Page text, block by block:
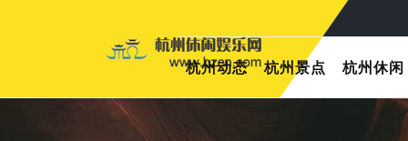
杭州动态 杭州景点 杭州休闲